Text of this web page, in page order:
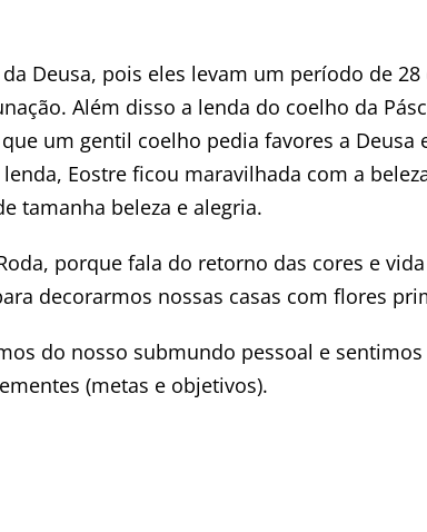
Deusa, pois eles levam um período de 28
Além disso a lenda do coelho da
um gentil coelho pedia favores a Deusa
Eostre ficou maravilhada com a
tamanha beleza e alegria.
porque fala do retorno das cores e
decorarmos nossas casas com flores
do nosso submundo pessoal e
(metas e objetivos).